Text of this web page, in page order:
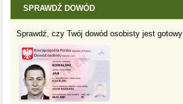
SPRAWDŹ DOWÓD
Sprawdź, czy Twój dowód osobisty jest gotowy